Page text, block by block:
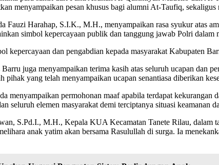
menyampaikan pesan khusus bagi alumni At-Taufiq,
Fauzi Harahap, S.I.K., M.H., menyampaikan rasa syukur atas
simbol kepercayaan publik dan tanggung jawab Polri dalam
kepercayaan dan pengabdian kepada masyarakat Kabupaten
juga menyampaikan terima kasih atas seluruh ucapan dan
pihak yang telah menyampaikan ucapan senantiasa diberikan
menyampaikan permohonan maaf apabila terdapat
seluruh elemen masyarakat demi terciptanya situasi
S.Pd.I., M.H., Kepala KUA Kecamatan Tanete Rilau, dalam
anak yatim akan bersama Rasulullah di surga. Ia